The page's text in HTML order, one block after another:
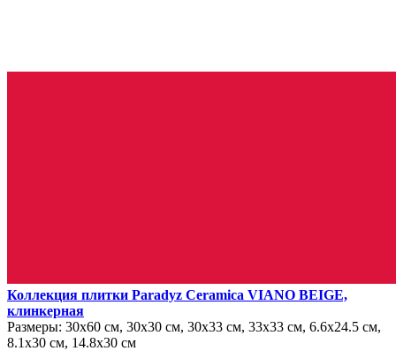
Коллекция плитки Paradyz Ceramica VIANO BEIGE,
клинкерная
Размеры: 30х60 см, 30х30 см, 30х33 см, 33х33 см, 6.6х24.5 см,
8.1х30 см, 14.8х30 см